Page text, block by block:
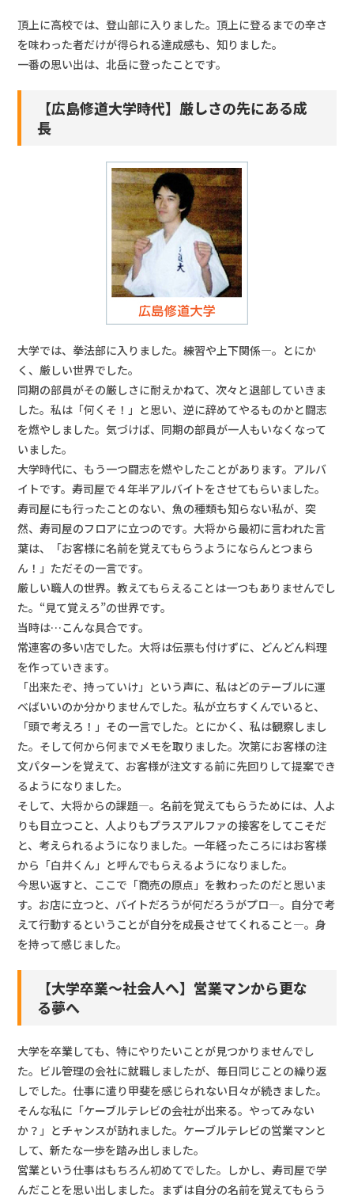
頂上に高校では、登山部に入りました。頂上に登るまでの辛さ
を味わった者だけが得られる達成感も、知りました。
一番の思い出は、北岳に登ったことです。
【広島修道大学時代】厳しさの先にある成
長
大学では、拳法部に入りました。練習や上下関係―。とにか
く、厳しい世界でした。
同期の部員がその厳しさに耐えかねて、次々と退部していきま
した。私は「何くそ！」と思い、逆に辞めてやるものかと闘志
を燃やしました。気づけば、同期の部員が一人もいなくなって
いました。
大学時代に、もう一つ闘志を燃やしたことがあります。アルバ
イトです。寿司屋で４年半アルバイトをさせてもらいました。
寿司屋にも行ったことのない、魚の種類も知らない私が、突
然、寿司屋のフロアに立つのです。大将から最初に言われた言
葉は、「お客様に名前を覚えてもらうようにならんとつまら
ん！」ただその一言です。
厳しい職人の世界。教えてもらえることは一つもありませんでし
た。“見て覚えろ”の世界です。
当時は…こんな具合です。
常連客の多い店でした。大将は伝票も付けずに、どんどん料理
を作っていきます。
「出来たぞ、持っていけ」という声に、私はどのテーブルに運
べばいいのか分かりませんでした。私が立ちすくんでいると、
「頭で考えろ！」その一言でした。とにかく、私は観察しまし
た。そして何から何までメモを取りました。次第にお客様の注
文パターンを覚えて、お客様が注文する前に先回りして提案でき
るようになりました。
そして、大将からの課題―。名前を覚えてもらうためには、人よ
りも目立つこと、人よりもプラスアルファの接客をしてこそだ
と、考えられるようになりました。一年経ったころにはお客様
から「白井くん」と呼んでもらえるようになりました。
今思い返すと、ここで「商売の原点」を教わったのだと思いま
す。お店に立つと、バイトだろうが何だろうがプロ―。自分で考
えて行動するということが自分を成長させてくれること―。身
を持って感じました。
【大学卒業～社会人へ】営業マンから更な
る夢へ
大学を卒業しても、特にやりたいことが見つかりませんでし
た。ビル管理の会社に就職しましたが、毎日同じことの繰り返
しでした。仕事に遣り甲斐を感じられない日々が続きました。
そんな私に「ケーブルテレビの会社が出来る。やってみない
か？」とチャンスが訪れました。ケーブルテレビの営業マンと
して、新たな一歩を踏み出しました。
営業という仕事はもちろん初めてでした。しかし、寿司屋で学
んだことを思い出しました。まずは自分の名前を覚えてもらう